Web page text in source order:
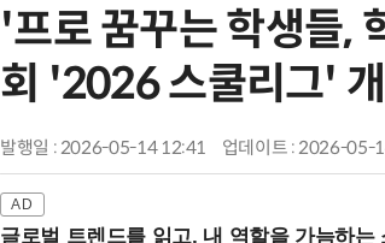
'프로 꿈꾸는 학생들,
회 '2026 스쿨리그'
발행일 : 2026-05-14 12:41 업데이트 : 2026-05-
글로벌 트렌드를 읽고, 내 역할을 가늠하